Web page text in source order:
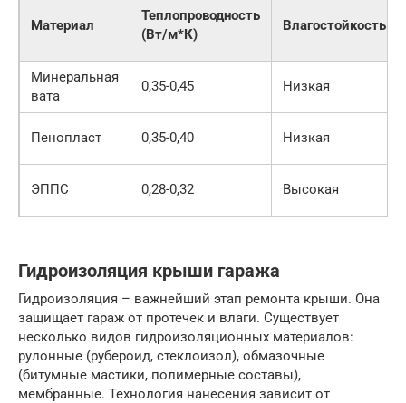
Материал
Теплопроводность
(Вт/м*К)
Влагостойкость
Минеральная
вата
0,35-0,45 Низкая
Пенопласт 0,35-0,40 Низкая
ЭППС 0,28-0,32 Высокая
Гидроизоляция крыши гаража
Гидроизоляция – важнейший этап ремонта крыши. Она
защищает гараж от протечек и влаги. Существует
несколько видов гидроизоляционных материалов:
рулонные (рубероид, стеклоизол), обмазочные
(битумные мастики, полимерные составы),
мембранные. Технология нанесения зависит от